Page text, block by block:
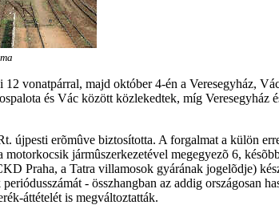
vonatpárral, majd október 4-én a Veresegyház,
és Vác között közlekedtek, míg Veresegyház
erõmûve biztosította. A forgalmat a külön
jármûszerkezetével megegyezõ 6,
Praha, a Tatra villamosok gyárának jogelõdje)
- összhangban az addig országosan
áttételét is megváltoztatták.